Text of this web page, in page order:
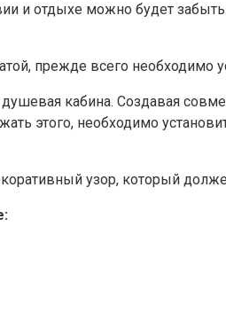
и отдыхе можно будет
кабина. Создавая
этого, необходимо
узор, который